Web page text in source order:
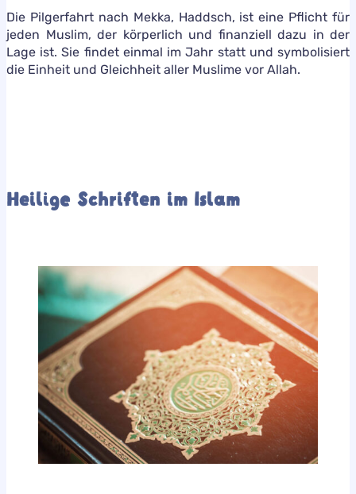
Die Pilgerfahrt nach Mekka, Haddsch, ist eine Pflicht für
jeden Muslim, der körperlich und finanziell dazu in der
Lage ist. Sie findet einmal im Jahr statt und symbolisiert
die Einheit und Gleichheit aller Muslime vor Allah.
Heilige Schriften im Islam